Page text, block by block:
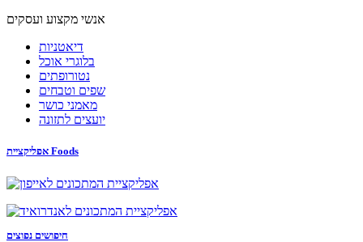
אנשי מקצוע ועסקים
דיאטניות
בלוגרי אוכל
נטורופתים
שפים וטבחים
מאמני כושר
יועצים לתזונה
אפליקציית Foods
חיפושים נפוצים